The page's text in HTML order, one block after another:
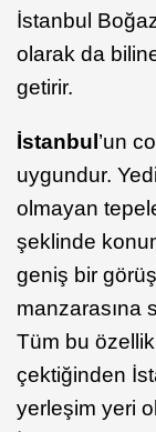
İstanbul
olarak da
getirir.
İstanbul’un
uygundur.
olmayan
şeklinde
geniş bir
manzarasına
Tüm bu
çektiğinden
yerleşim yeri